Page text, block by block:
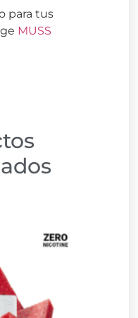
para tus
MUSS